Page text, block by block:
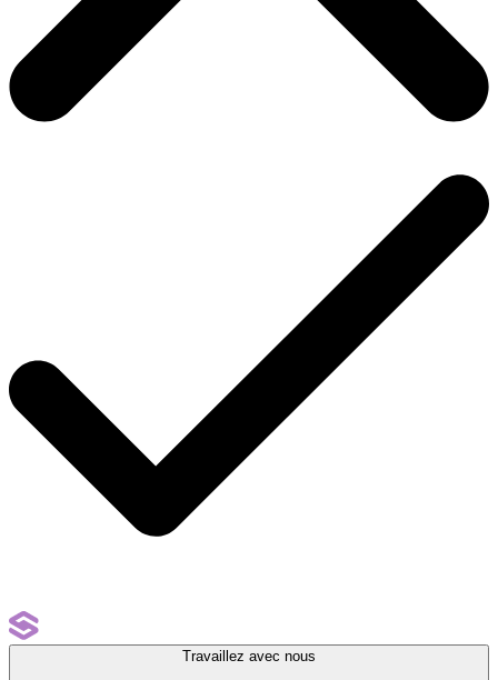
Travaillez avec nous